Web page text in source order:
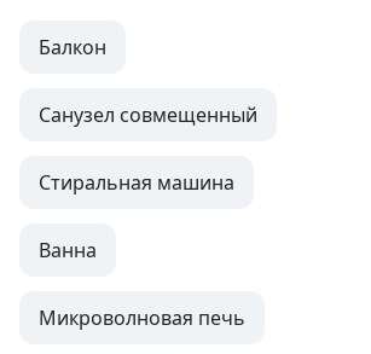
Балкон
Санузел совмещенный
Стиральная машина
Ванна
Микроволновая печь